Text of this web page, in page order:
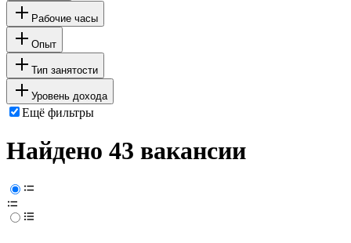
Рабочие часы
Опыт
Тип занятости
Уровень дохода
Ещё фильтры
Найдено 43 вакансии